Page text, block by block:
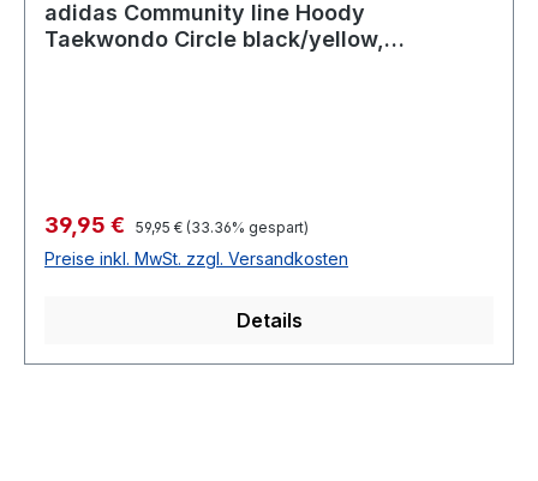
adidas Community line Hoody
Taekwondo Circle black/yellow,
Verkaufspreis:
39,95 € Regulärer Preis:
59,95 € (33.36% gespart)
Preise inkl. MwSt. zzgl. Versandkosten
Details